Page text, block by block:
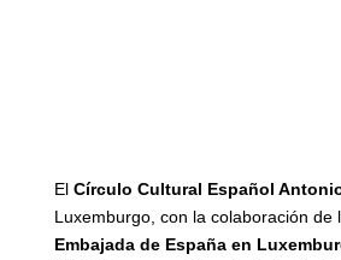
El Círculo Cultural Español
Luxemburgo, con la colaboración de
Embajada de España en